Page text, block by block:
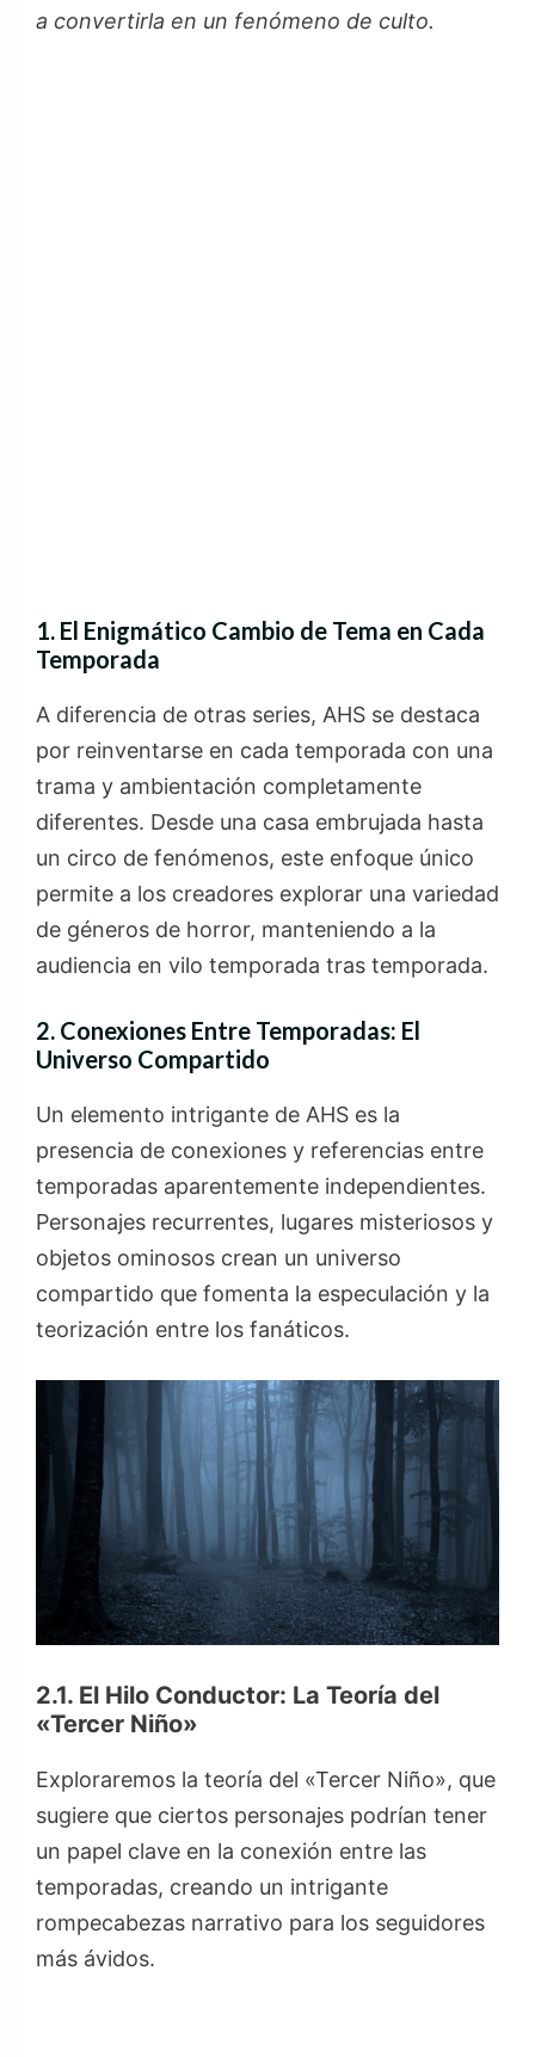
a convertirla en un fenómeno de culto.
1. El Enigmático Cambio de Tema en Cada
Temporada
A diferencia de otras series, AHS se destaca
por reinventarse en cada temporada con una
trama y ambientación completamente
diferentes. Desde una casa embrujada hasta
un circo de fenómenos, este enfoque único
permite a los creadores explorar una variedad
de géneros de horror, manteniendo a la
audiencia en vilo temporada tras temporada.
2. Conexiones Entre Temporadas: El
Universo Compartido
Un elemento intrigante de AHS es la
presencia de conexiones y referencias entre
temporadas aparentemente independientes.
Personajes recurrentes, lugares misteriosos y
objetos ominosos crean un universo
compartido que fomenta la especulación y la
teorización entre los fanáticos.
2.1. El Hilo Conductor: La Teoría del
«Tercer Niño»
Exploraremos la teoría del «Tercer Niño», que
sugiere que ciertos personajes podrían tener
un papel clave en la conexión entre las
temporadas, creando un intrigante
rompecabezas narrativo para los seguidores
más ávidos.